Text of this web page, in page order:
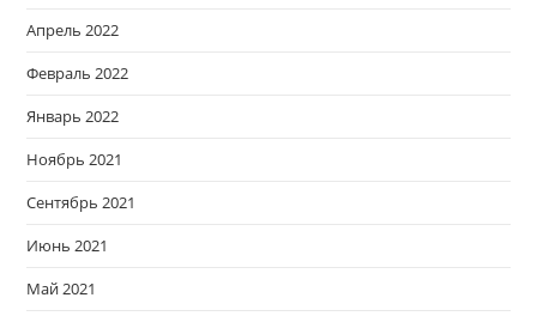
Апрель 2022
Февраль 2022
Январь 2022
Ноябрь 2021
Сентябрь 2021
Июнь 2021
Май 2021